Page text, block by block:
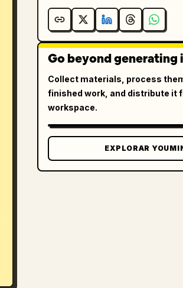
Go beyond generating
Collect materials, process
finished work, and distribute it
workspace.
EXPLORAR